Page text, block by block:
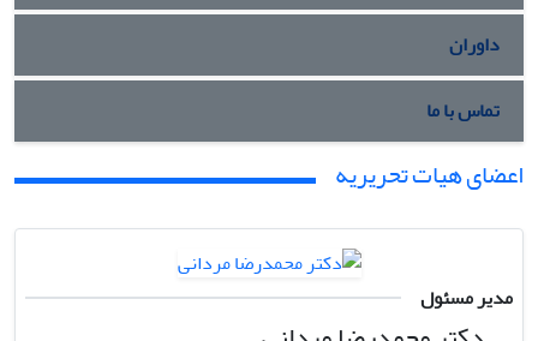
داوران
تماس با ما
اعضای هیات تحریریه
مدیر مسئول